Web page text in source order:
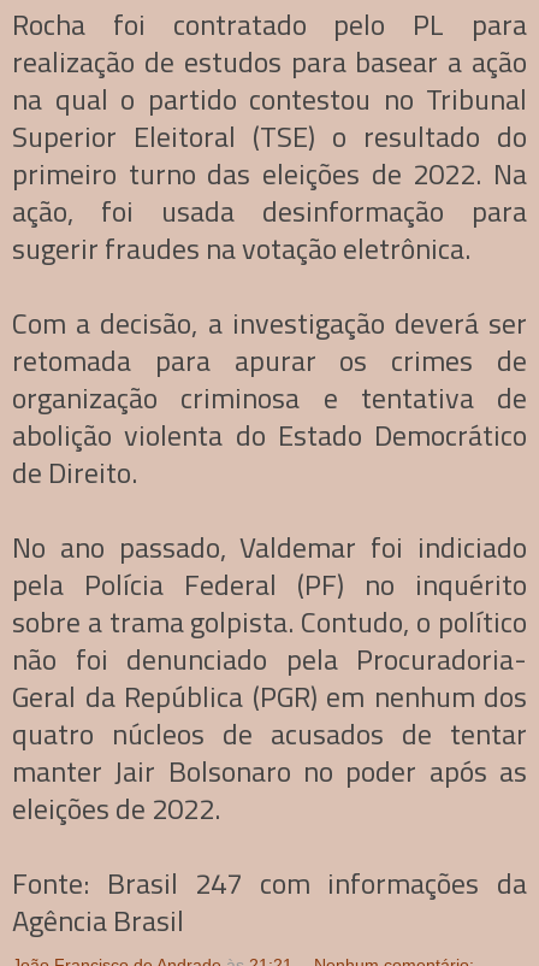
Rocha foi contratado pelo PL para
realização de estudos para basear a ação
na qual o partido contestou no Tribunal
Superior Eleitoral (TSE) o resultado do
primeiro turno das eleições de 2022. Na
ação, foi usada desinformação para
sugerir fraudes na votação eletrônica.
Com a decisão, a investigação deverá ser
retomada para apurar os crimes de
organização criminosa e tentativa de
abolição violenta do Estado Democrático
de Direito.
No ano passado, Valdemar foi indiciado
pela Polícia Federal (PF) no inquérito
sobre a trama golpista. Contudo, o político
não foi denunciado pela Procuradoria-
Geral da República (PGR) em nenhum dos
quatro núcleos de acusados de tentar
manter Jair Bolsonaro no poder após as
eleições de 2022.
Fonte: Brasil 247 com informações da
Agência Brasil